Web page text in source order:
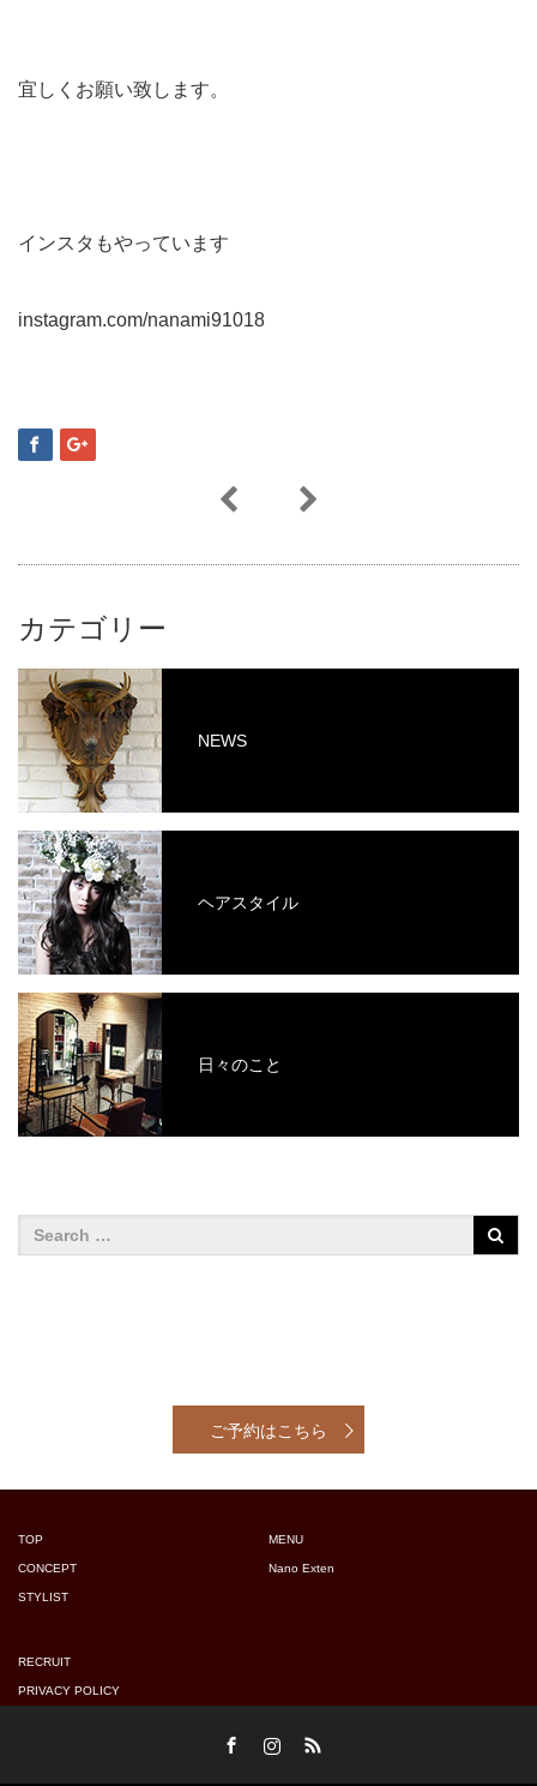
宜しくお願い致します。
インスタもやっています
instagram.com/nanami91018
カテゴリー
NEWS
ヘアスタイル
日々のこと
ご予約はこちら
TOP
CONCEPT
STYLIST
MENU
Nano Exten
RECRUIT
PRIVACY POLICY